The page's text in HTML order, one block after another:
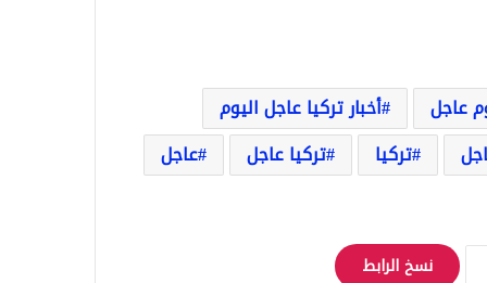
عاجل
أخبار تركيا عاجل اليوم
تركيا تركيا عاجل
عاجل
نسخ الرابط